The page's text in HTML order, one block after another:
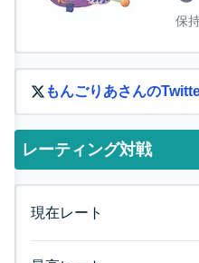
保
もんごりあさんの
レーティング対戦
現在レート